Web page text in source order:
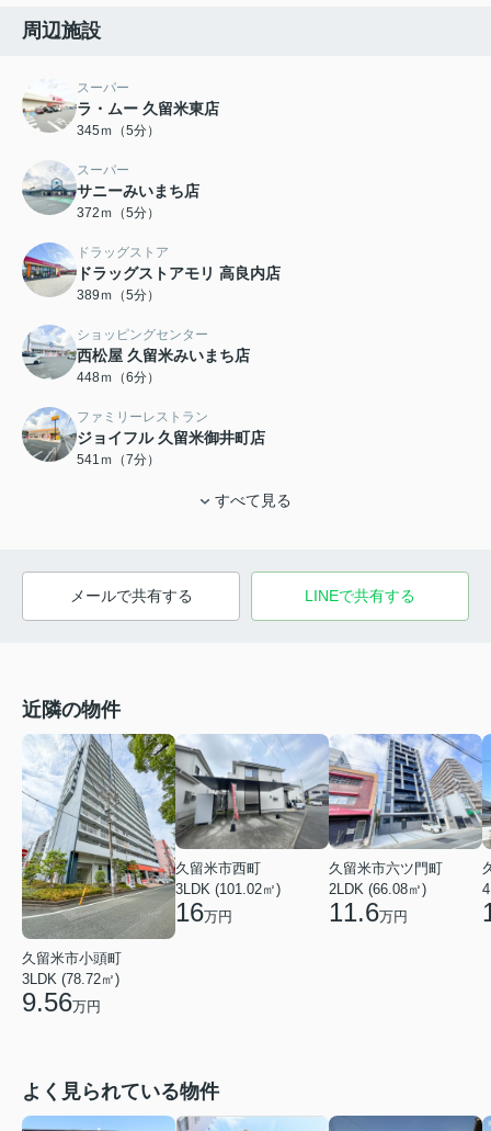
周辺施設
スーパー
ラ・ムー 久留米東店
345ｍ（5分）
スーパー
サニーみいまち店
372ｍ（5分）
ドラッグストア
ドラッグストアモリ 高良内店
389ｍ（5分）
ショッピングセンター
西松屋 久留米みいまち店
448ｍ（6分）
ファミリーレストラン
ジョイフル 久留米御井町店
541ｍ（7分）
すべて見る
メールで共有する LINEで共有する
近隣の物件
久留米市小頭町
3LDK (78.72㎡)
9.56万円
久留米市西町
3LDK (101.02㎡)
16万円
久留米市六ツ門町
2LDK (66.08㎡)
11.6万円
よく見られている物件